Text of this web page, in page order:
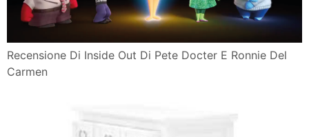
Recensione Di Inside Out Di Pete Docter E Ronnie Del
Carmen